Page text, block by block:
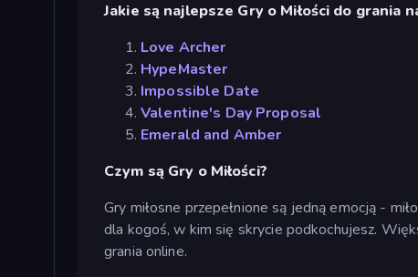
Jakie są najlepsze Gry o Miłości do grania
Love Archer
HypeMaster
Impossible Date
Valentine's Day Proposal
Emerald and Amber
Czym są Gry o Miłości?
Gry miłosne przepełnione są jedną emocją -
dla kogoś, w kim się skrycie podkochujesz.
grania online.